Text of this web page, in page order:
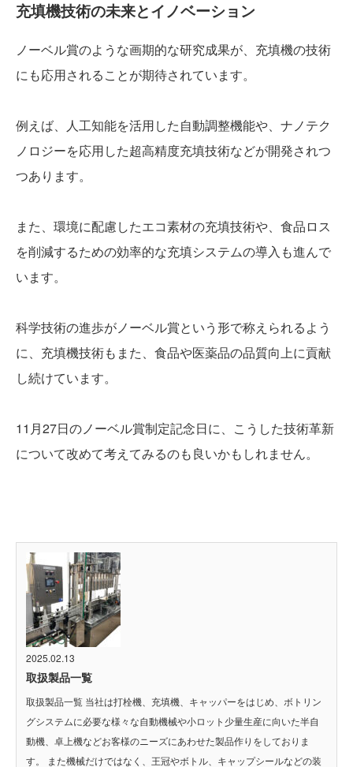
充填機技術の未来とイノベーション
ノーベル賞のような画期的な研究成果が、充填機の技術
にも応用されることが期待されています。
例えば、人工知能を活用した自動調整機能や、ナノテク
ノロジーを応用した超高精度充填技術などが開発されつ
つあります。
また、環境に配慮したエコ素材の充填技術や、食品ロス
を削減するための効率的な充填システムの導入も進んで
います。
科学技術の進歩がノーベル賞という形で称えられるよう
に、充填機技術もまた、食品や医薬品の品質向上に貢献
し続けています。
11月27日のノーベル賞制定記念日に、こうした技術革新
について改めて考えてみるのも良いかもしれません。
2025.02.13
取扱製品一覧
取扱製品一覧 当社は打栓機、充填機、キャッパーをはじめ、ボトリン
グシステムに必要な様々な自動機械や小ロット少量生産に向いた半自
動機、卓上機などお客様のニーズにあわせた製品作りをしておりま
す。 また機械だけではなく、王冠やボトル、キャップシールなどの装